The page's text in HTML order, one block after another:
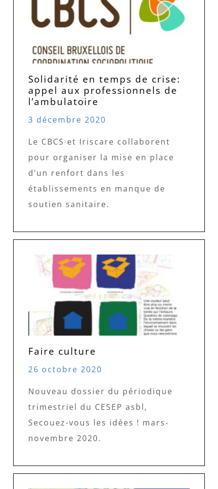
Solidarité en temps de crise:
appel aux professionnels de
l’ambulatoire
3 décembre 2020
Le CBCS et Iriscare collaborent
pour organiser la mise en place
d’un renfort dans les
établissements en manque de
soutien sanitaire.
Faire culture
26 octobre 2020
Nouveau dossier du périodique
trimestriel du CESEP asbl,
Secouez-vous les idées ! mars-
novembre 2020.